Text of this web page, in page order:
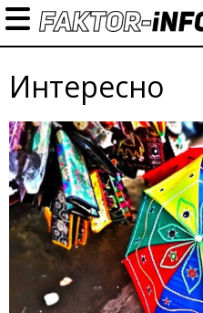
Интересно